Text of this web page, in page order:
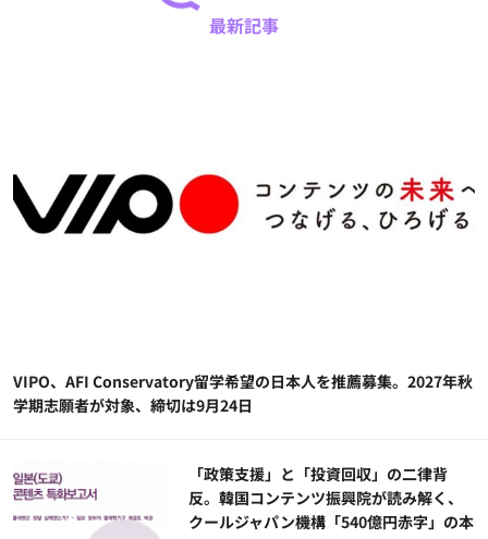
最新記事
VIPO、AFI Conservatory留学希望の日本人を推薦募集。2027年秋
学期志願者が対象、締切は9月24日
「政策支援」と「投資回収」の二律背
反。韓国コンテンツ振興院が読み解く、
クールジャパン機構「540億円赤字」の本